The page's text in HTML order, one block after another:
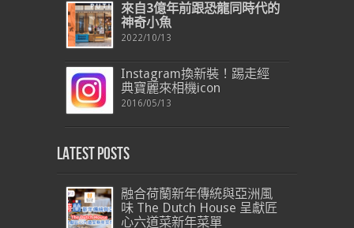
來自3億年前跟恐龍同時代的
神奇小魚
2022/10/13
Instagram換新裝！踢走經
典寶麗來相機icon
2016/05/13
Latest Posts
融合荷蘭新年傳統與亞洲風
味 The Dutch House 呈獻匠
心六道菜新年菜單